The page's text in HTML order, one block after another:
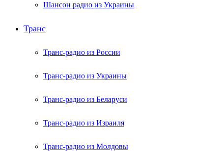
Шансон радио из Украины
Транс
Транс-радио из России
Транс-радио из Украины
Транс-радио из Беларуси
Транс-радио из Израиля
Транс-радио из Молдовы